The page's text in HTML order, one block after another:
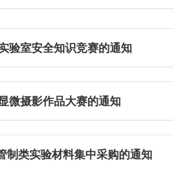
验室安全知识竞赛的通知
微摄影作品大赛的通知
制类实验材料集中采购的通知